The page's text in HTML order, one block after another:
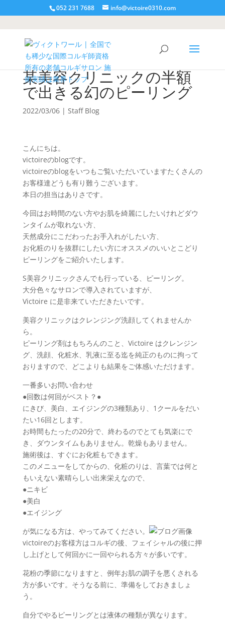
052 231 7688 info@victoire0310.com
某美容クリニックの半額
で出きる幻のピーリング
2022/03/06| Staff Blog
こんにちは。
victoireのblogです。
victoireのblogをいつもご覧いただいていますたくさんの
お客様達どうも有り難うございます。
本日の担当はありさです。
今回はお時間のない方やお肌を綺麗にしたいけれどダウ
ンタイムが取れない方、
天然成分にこだわったお手入れがしたい方、
お化粧のりを抜群にしたい方にオススメのいいとこどり
ピーリングをご紹介いたします。
S美容クリニックさんでも行っている、ピーリング。
大分色々なサロンで導入されていますが、
Victoire に是非来ていただきたいです。
美容クリニックはクレンジング洗顔してくれませんか
ら。
ピーリング剤はもちろんのこと、Victoire はクレンジン
グ、洗顔、化粧水、乳液に至る迄を純正のものに拘って
おりますので、どこよりも結果をご体感いただけます。
一番多いお問い合わせ
●回数は何回がベスト？●
にきび、美白、エイジングの3種類あり、1クールをだい
たい16回とします。
お時間もたったの20分で、終わるのでとても気楽にで
き、ダウンタイムもありません。乾燥もありません。
施術後は、すぐにお化粧もできます。
このメニューをしてからの、化粧のりは、言葉では何と
もいえない素晴らしい出来栄えなので、
●ニキビ
●美白
●エイジング
が気になる方は、やってみてください。
victoireのお客様方はコルギの後、フェイシャルの後に押
し上げとして何回かに一回やられる方々が多いです。
花粉の季節になりますと、例年お肌の調子を悪くされる
方が多いです。そうなる前に、準備をしておきましょ
う。
自分でやるピーリングとは液体の種類が異なります。